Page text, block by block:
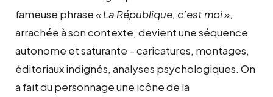
fameuse phrase« La République, c’est moi »,
arrachée à son contexte, devient une séquence
autonome et saturante – caricatures, montages,
éditoriaux indignés, analyses psychologiques. On
a fait du personnage une icône de la